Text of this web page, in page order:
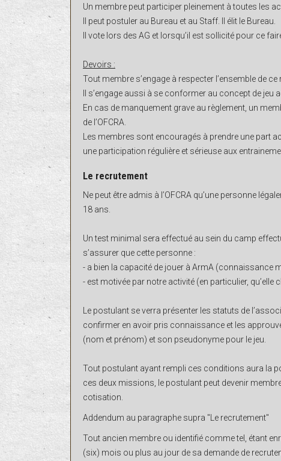
Un membre peut participer pleinement à toutes les
Il peut postuler au Bureau et au Staff. Il élit le Bureau.
Il vote lors des AG et lorsqu’il est sollicité pour ce
Devoirs :
Tout membre s’engage à respecter l’ensemble de ce
Il s’engage aussi à se conformer au concept de jeu
En cas de manquement grave au règlement, un
de l’OFCRA.
Les membres sont encouragés à prendre une part
une participation régulière et sérieuse aux
Le recrutement
Ne peut être admis à l’OFCRA qu’une personne
18 ans.
Un test minimal sera effectué au sein du camp
s’assurer que cette personne :
- a bien la capacité de jouer à ArmA (connaissance
- est motivée par notre activité (en particulier,
Le postulant se verra présenter les statuts de
confirmer en avoir pris connaissance et les
(nom et prénom) et son pseudonyme pour le jeu.
Tout postulant ayant rempli ces conditions aura la
ces deux missions, le postulant peut devenir
cotisation.
Addendum au paragraphe supra "Le recrutement"
Tout ancien membre ou identifié comme tel, étant
(six) mois ou plus au jour de sa demande de